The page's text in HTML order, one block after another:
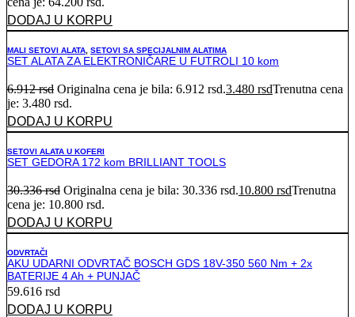
DODAJ U KORPU
MALI SETOVI ALATA SETOVI SA SPECIJALNIM ALATIMA
SET ALATA ZA ELEKTRONIČARE U FUTROLI 10 kom
6.912rsd Originalna cena je bila: 6.912 rsd.3.480 rsdTrenutna cena
je: 3.480 rsd.
DODAJ U KORPU
SETOVI ALATA U KOFERI
SET GEDORA 172 kom BRILLIANT TOOLS
30.336rsd Originalna cena je bila: 30.336 rsd.10.800 rsdTrenutna
cena je: 10.800 rsd.
DODAJ U KORPU
ODVRTAČI
AKU UDARNI ODVRTAČ BOSCH GDS 18V-350 560 Nm + 2x
BATERIJE 4 Ah + PUNJAČ
59.616 rsd
DODAJ U KORPU